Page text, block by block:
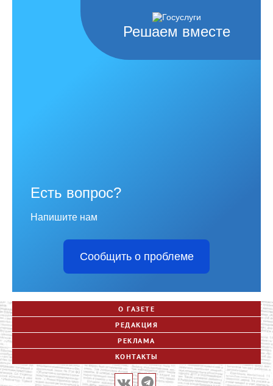
Решаем вместе
Есть вопрос?
Напишите нам
Сообщить о проблеме
О ГАЗЕТЕ
РЕДАКЦИЯ
РЕКЛАМА
КОНТАКТЫ